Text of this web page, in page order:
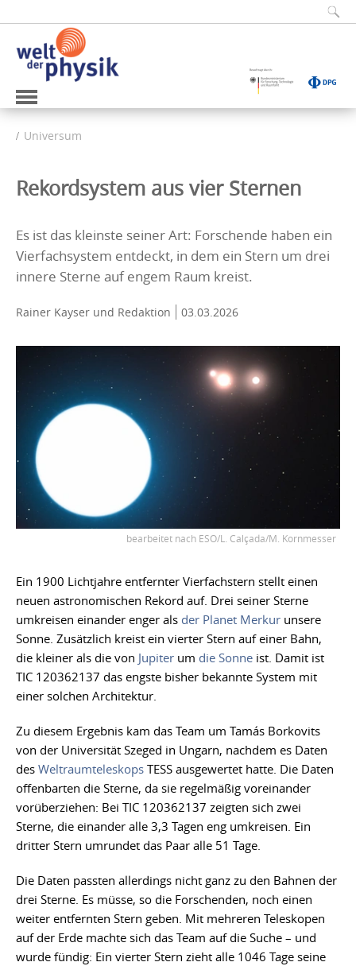
Universum
Rekordsystem aus vier Sternen
Es ist das kleinste seiner Art: Forschende haben ein
Vierfachsystem entdeckt, in dem ein Stern um drei
innere Sterne auf engem Raum kreist.
Rainer Kayser und Redaktion 03.03.2026
bearbeitet nach ESO/L. Calçada/M. Kornmesser
Ein 1900 Lichtjahre entfernter Vierfachstern stellt einen
neuen astronomischen Rekord auf. Drei seiner Sterne
umkreisen einander enger als der Planet Merkur unsere
Sonne. Zusätzlich kreist ein vierter Stern auf einer Bahn,
die kleiner als die von Jupiter um die Sonne ist. Damit ist
TIC 120362137 das engste bisher bekannte System mit
einer solchen Architektur.
Zu diesem Ergebnis kam das Team um Tamás Borkovits
von der Universität Szeged in Ungarn, nachdem es Daten
des Weltraumteleskops TESS ausgewertet hatte. Die Daten
offenbarten die Sterne, da sie regelmäßig voreinander
vorüberziehen: Bei TIC 120362137 zeigten sich zwei
Sterne, die einander alle 3,3 Tagen eng umkreisen. Ein
dritter Stern umrundet das Paar alle 51 Tage.
Die Daten passten allerdings nicht ganz zu den Bahnen der
drei Sterne. Es müsse, so die Forschenden, noch einen
weiter entfernten Stern geben. Mit mehreren Teleskopen
auf der Erde machte sich das Team auf die Suche – und
wurde fündig: Ein vierter Stern zieht alle 1046 Tage seine